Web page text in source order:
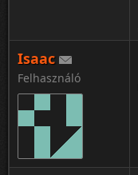
Isaac
Felhasználó